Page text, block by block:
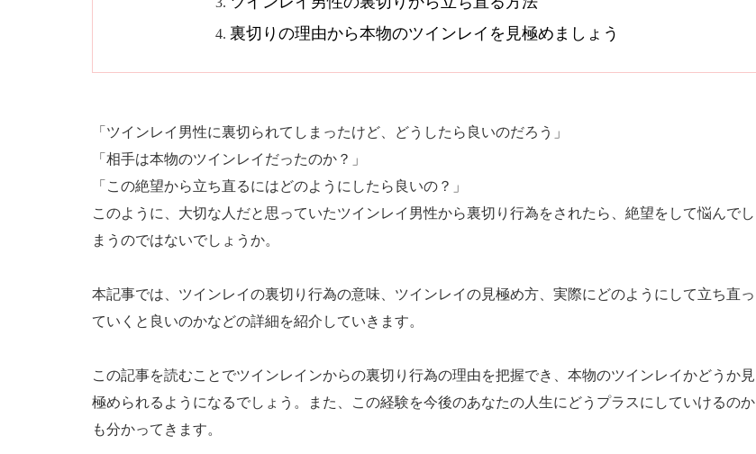
裏切りの理由から本物のツインレイを見極めましょう
「ツインレイ男性に裏切られてしまったけど、どうしたら良いのだろう」
「相手は本物のツインレイだったのか？」
「この絶望から立ち直るにはどのようにしたら良いの？」
このように、大切な人だと思っていたツインレイ男性から裏切り行為をされたら、絶望をして悩んでし
まうのではないでしょうか。
本記事では、ツインレイの裏切り行為の意味、ツインレイの見極め方、実際にどのようにして立ち直っ
ていくと良いのかなどの詳細を紹介していきます。
この記事を読むことでツインレインからの裏切り行為の理由を把握でき、本物のツインレイかどうか見
極められるようになるでしょう。また、この経験を今後のあなたの人生にどうプラスにしていけるのか
も分かってきます。